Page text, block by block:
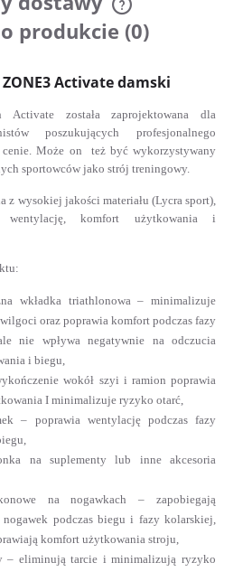
zawiera ewentualnych
płatności
produkcie (0)
Activate damski
Activate została zaprojektowana dla
poszukujących profesjonalnego
cenie. Może on też być wykorzystywany
sportowców jako strój treningowy.
z wysokiej jakości materiału (Lycra sport),
komfort użytkowania i
wkładka triathlonowa – minimalizuje
oraz poprawia komfort podczas fazy
nie wpływa negatywnie na odczucia
i biegu,
wokół szyi i ramion poprawia
I minimalizuje ryzyko otarć,
– poprawia wentylację podczas fazy
na suplementy lub inne akcesoria
na nogawkach – zapobiegają
podczas biegu i fazy kolarskiej,
komfort użytkowania stroju,
– eliminują tarcie i minimalizują ryzyko